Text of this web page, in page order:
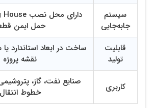
سیستم
جابه‌جایی
حمل ایمن
قابلیت
تولید
ساخت در ابعاد استاندارد
نقشه پروژه
کاربری
صنایع نفت، گاز،
خطوط انتقال